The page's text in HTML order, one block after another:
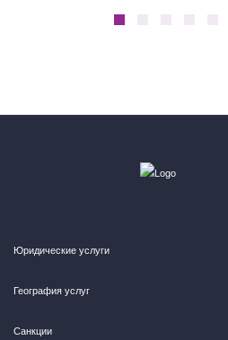
Юридические услуги
География услуг
Санкции